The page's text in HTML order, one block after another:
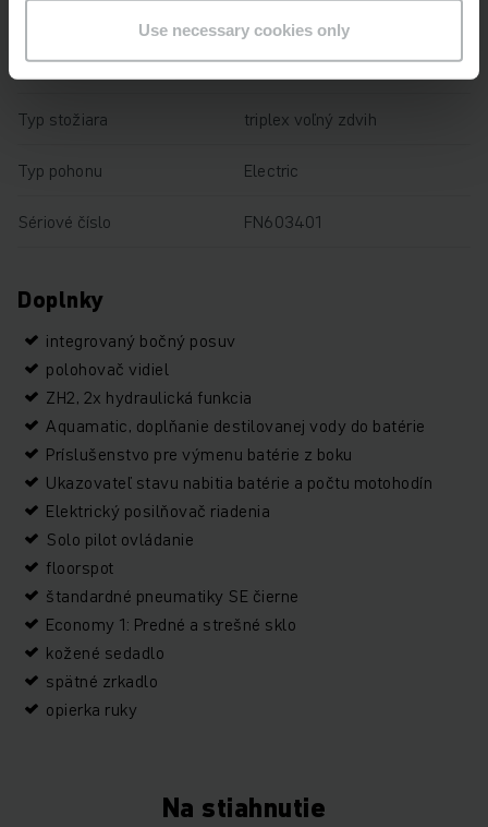
Use necessary cookies only
Dĺžka vidlíc 1150 mm
Typ stožiara triplex voľný zdvih
Typ pohonu Electric
Sériové číslo FN603401
Doplnky
integrovaný bočný posuv
polohovač vidiel
ZH2, 2x hydraulická funkcia
Aquamatic, doplňanie destilovanej vody do batérie
Príslušenstvo pre výmenu batérie z boku
Ukazovateľ stavu nabitia batérie a počtu motohodín
Elektrický posilňovač riadenia
Solo pilot ovládanie
floorspot
štandardné pneumatiky SE čierne
Economy 1: Predné a strešné sklo
kožené sedadlo
spätné zrkadlo
opierka ruky
Na stiahnutie